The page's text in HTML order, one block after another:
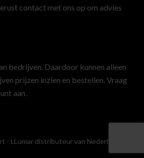
contact met ons op om advies
bedrijven. Daardoor kunnen alleen
prijzen inzien en bestellen. Vraag
aan
- LLumar distributeur van Nederland